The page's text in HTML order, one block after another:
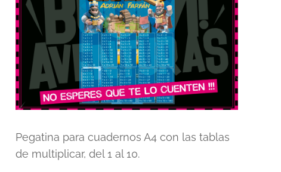
Pegatina para cuadernos A4 con las tablas
de multiplicar, del 1 al 10.